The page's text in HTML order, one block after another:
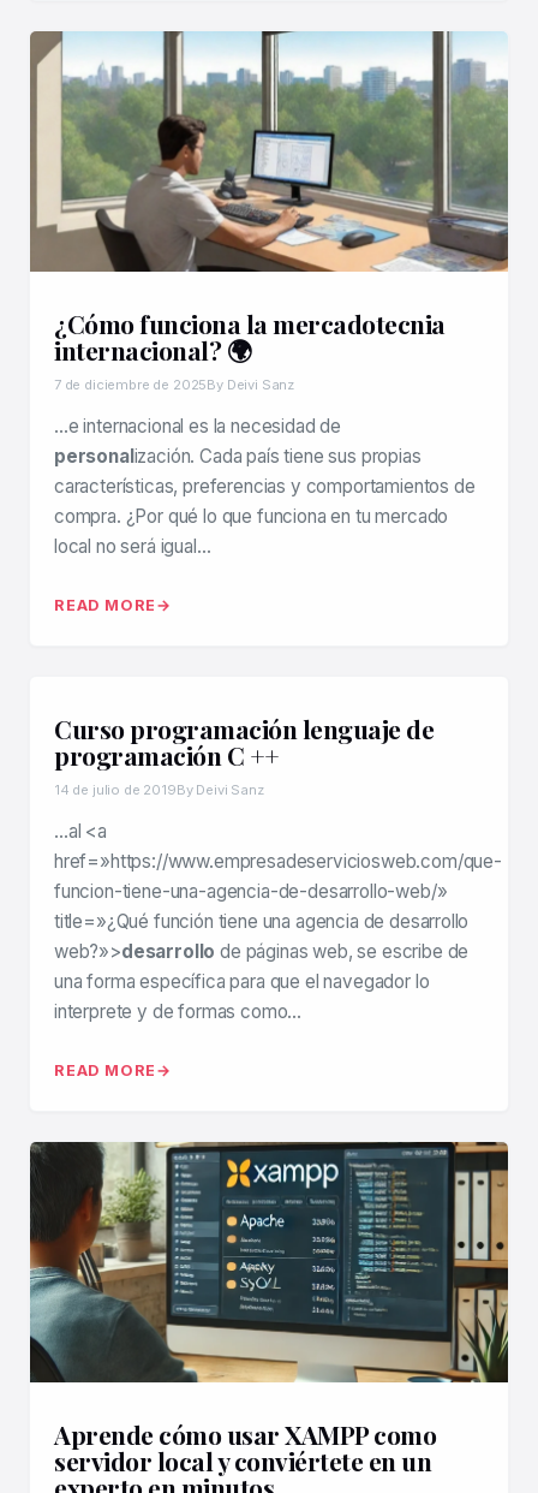
¿Cómo funciona la mercadotecnia
internacional? 🌍
7 de diciembre de 2025By Deivi Sanz
…e internacional es la necesidad de
personalización. Cada país tiene sus propias
características, preferencias y comportamientos de
compra. ¿Por qué lo que funciona en tu mercado
local no será igual…
READ MORE
Curso programación lenguaje de
programación C ++
14 de julio de 2019By Deivi Sanz
…al <a
href=»https://www.empresadeserviciosweb.com/que-
funcion-tiene-una-agencia-de-desarrollo-web/»
title=»¿Qué función tiene una agencia de desarrollo
web?»>desarrollo de páginas web, se escribe de
una forma específica para que el navegador lo
interprete y de formas como…
READ MORE
Aprende cómo usar XAMPP como
servidor local y conviértete en un